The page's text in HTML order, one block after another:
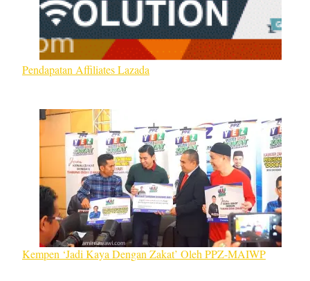
Pendapatan Affiliates Lazada
Kempen ‘Jadi Kaya Dengan Zakat’ Oleh PPZ-MAIWP